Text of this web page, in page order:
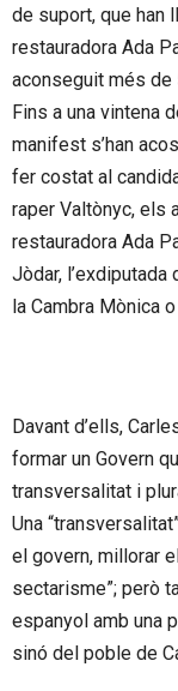
de suport, que han
restauradora Ada
aconseguit més de
Fins a una vintena
manifest s’han
fer costat al
raper Valtònyc, els
restauradora Ada
Jòdar, l’exdiputada
la Cambra Mònica
Davant d’ells,
formar un Govern
transversalitat i
Una
el govern, millorar
sectarisme”; però
espanyol amb una
sinó del poble de